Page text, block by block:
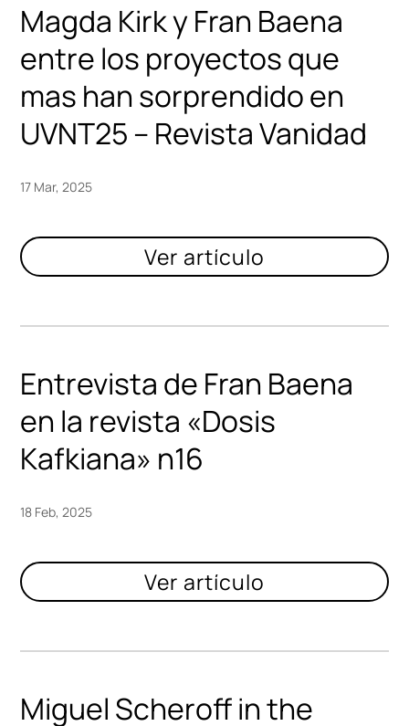
Magda Kirk y Fran Baena
entre los proyectos que
mas han sorprendido en
UVNT25 – Revista Vanidad
17 Mar, 2025
Entrevista de Fran Baena
en la revista «Dosis
Kafkiana» n16
18 Feb, 2025
Miguel Scheroff in the